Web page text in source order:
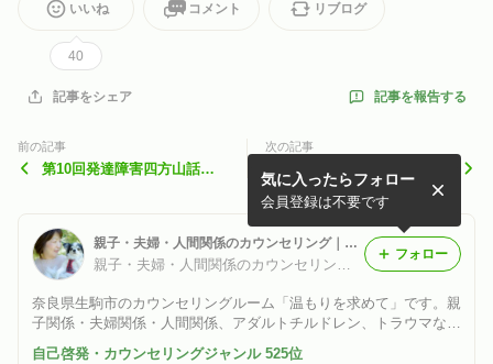
いいね
40
コメント リブログ
記事をシェア 記事を報告する
前の記事
第10回発達障害四方山話オ
次の記事
カウンセラーとして主に人間
関係で悩んでおられる方が多
いから大事にしてること。
親子・夫婦・人間関係のカウンセリング｜奈良・温もりを求めて
奈良県生駒市のカウンセリングルーム「温もりを求めて」です。親
子関係・夫婦関係・人間関係、アダルトチルドレン、トラウマなど
のお悩みを、ご自身の気持ちを置き去りにせず一緒に見つめます。
気に入ったらフォロー
会員登録は不要です
フォロー
自己啓発・カウンセリングジャンル 525位